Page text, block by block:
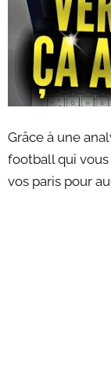
Grâce à une
football qui
vos paris pour